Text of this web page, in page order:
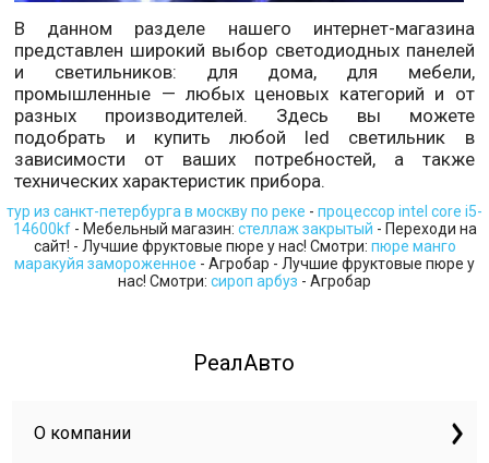
В данном разделе нашего интернет-магазина
представлен широкий выбор светодиодных панелей
и светильников: для дома, для мебели,
промышленные — любых ценовых категорий и от
разных производителей. Здесь вы можете
подобрать и купить любой led светильник в
зависимости от ваших потребностей, а также
технических характеристик прибора.
тур из санкт-петербурга в москву по реке - процессор intel core i5-
14600kf- Мебельный магазин: стеллаж закрытый - Переходи на
сайт! - Лучшие фруктовые пюре у нас! Смотри: пюре манго
маракуйя замороженное - Агробар - Лучшие фруктовые пюре у
нас! Смотри: сироп арбуз - Агробар
РеалАвто
О компании